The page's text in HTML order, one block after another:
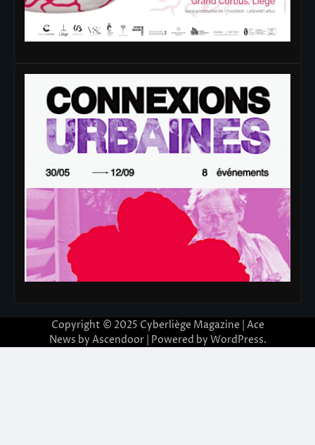
Copyright © 2025 Cyberliège Magazine | Ace
News by Ascendoor| Powered by WordPress.